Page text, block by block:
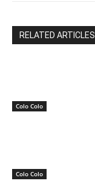
RELATED ARTICLES
Colo Colo
Colo Colo